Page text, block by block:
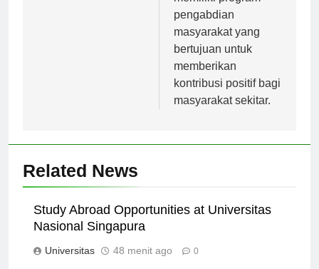
memiliki program
pengabdian
masyarakat yang
bertujuan untuk
memberikan
kontribusi positif bagi
Related News
Study Abroad Opportunities at Universitas